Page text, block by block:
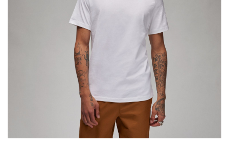
Pantaloni lungi copii
Pantaloni scurti Copii
Ingrijire incaltaminte
Caciuli